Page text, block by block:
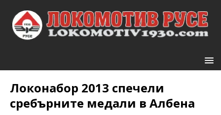
Локонабор 2013 спечели
сребърните медали в Албена